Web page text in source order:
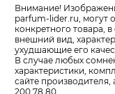
Внимание!
parfum-lider.ru, могут
конкретного товара,
внешний вид,
ухудшающие его
В случае любых
характеристики,
сайте производителя,
200 78 80.